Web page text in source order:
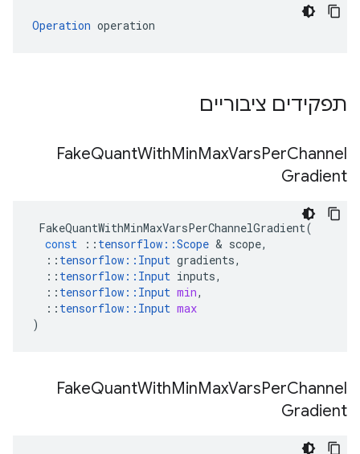
Operation operation
תפקידים ציבוריים
FakeQuantWithMinMaxVarsPerChannel
Gradient
FakeQuantWithMinMaxVarsPerChannelGradient(
const
:: tensorflow ::Scope & scope,
:: tensorflow :: Input gradients,
:: tensorflow :: Input inputs,
:: tensorflow :: Input min,
:: tensorflow :: Input max
)
FakeQuantWithMinMaxVarsPerChannel
Gradient